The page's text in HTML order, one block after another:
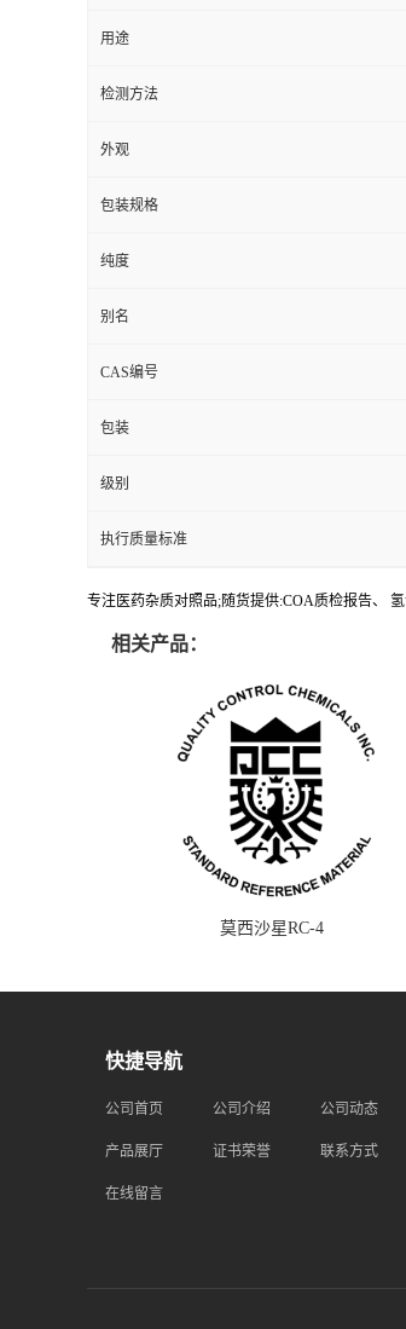
用途
检测方法
外观
包装规格
纯度
别名
CAS编号
包装
级别
执行质量标准
专注医药杂质对照品;随货提供:COA质检报告、
相关产品：
莫西沙星RC-4
快捷导航
公司首页 公司介绍 公司动态
产品展厅 证书荣誉 联系方式
在线留言